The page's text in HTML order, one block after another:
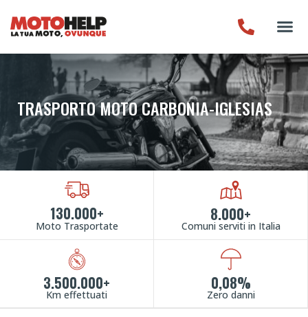
TRASPORTO MOTO CARBONIA-IGLESIAS
130.000+
Moto Trasportate
8.000+
Comuni serviti in Italia
3.500.000+
Km effettuati
0,08%
Zero danni